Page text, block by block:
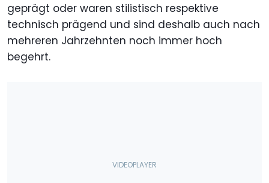
geprägt oder waren stilistisch respektive
technisch prägend und sind deshalb auch nach
mehreren Jahrzehnten noch immer hoch
begehrt.